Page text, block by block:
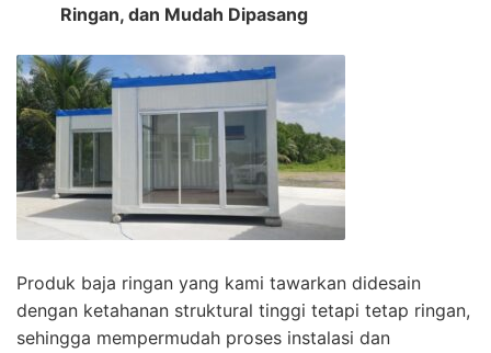
Ringan, dan Mudah Dipasang
Produk baja ringan yang kami tawarkan didesain
dengan ketahanan struktural tinggi tetapi tetap ringan,
sehingga mempermudah proses instalasi dan